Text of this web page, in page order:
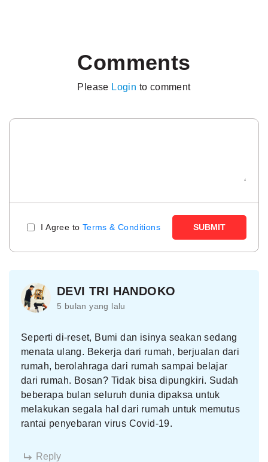
Comments
Please Login to comment
I Agree to Terms & Conditions SUBMIT
DEVI TRI HANDOKO
5 bulan yang lalu
Seperti di-reset, Bumi dan isinya seakan sedang
menata ulang. Bekerja dari rumah, berjualan dari
rumah, berolahraga dari rumah sampai belajar
dari rumah. Bosan? Tidak bisa dipungkiri. Sudah
beberapa bulan seluruh dunia dipaksa untuk
melakukan segala hal dari rumah untuk memutus
rantai penyebaran virus Covid-19.
Reply